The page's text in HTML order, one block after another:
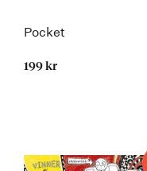
Pocket
199 kr